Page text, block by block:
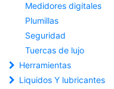
Medidores digitales
Plumillas
Seguridad
Tuercas de lujo
Herramientas
Liquidos Y lubricantes